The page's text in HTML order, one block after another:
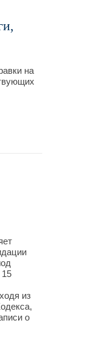
на
из
о